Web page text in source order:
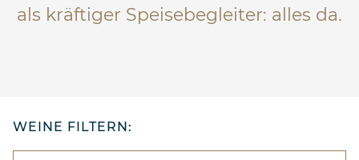
als kräftiger Speisebegleiter: alles da.
WEINE FILTERN: